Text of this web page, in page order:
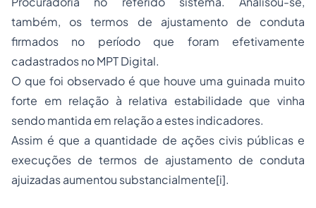
também, os termos de ajustamento de conduta
firmados no período que foram efetivamente
cadastrados no MPT Digital.
O que foi observado é que houve uma guinada muito
forte em relação à relativa estabilidade que vinha
sendo mantida em relação a estes indicadores.
Assim é que a quantidade de ações civis públicas e
execuções de termos de ajustamento de conduta
ajuizadas aumentou substancialmente[i].